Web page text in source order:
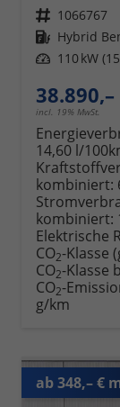
Fahrzeugnr. 1066767
Kraftstoff Hybrid
Leistung 110 kW
38.890,–
incl. 19% MwSt.
14,60 l/
kombiniert:
kombiniert:
Elektrische
CO2-Klasse
CO2-Klasse
CO2-
g/km
ab 348,– €